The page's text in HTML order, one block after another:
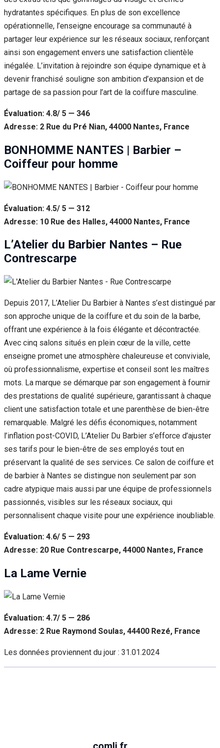
hydratantes spécifiques. En plus de son excellence
opérationnelle, l’enseigne encourage sa communauté à
partager leur expérience sur les réseaux sociaux, renforçant
ainsi son engagement envers une satisfaction clientèle
inégalée. L’invitation à rejoindre son équipe dynamique et à
devenir franchisé souligne son ambition d’expansion et de
partage de sa passion pour l’art de la coiffure masculine.
Évaluation: 4.8/ 5 — 346
Adresse: 2 Rue du Pré Nian, 44000 Nantes, France
BONHOMME NANTES | Barbier –
Coiffeur pour homme
Évaluation: 4.5/ 5 — 312
Adresse: 10 Rue des Halles, 44000 Nantes, France
L’Atelier du Barbier Nantes – Rue
Contrescarpe
Depuis 2017, L’Atelier Du Barbier à Nantes s’est distingué par
son approche unique de la coiffure et du soin de la barbe,
offrant une expérience à la fois élégante et décontractée.
Avec cinq salons situés en plein cœur de la ville, cette
enseigne promet une atmosphère chaleureuse et conviviale,
où professionnalisme, expertise et conseil sont les maîtres
mots. La marque se démarque par son engagement à fournir
des prestations de qualité supérieure, garantissant à chaque
client une satisfaction totale et une parenthèse de bien-être
remarquable. Malgré les défis économiques, notamment
l’inflation post-COVID, L’Atelier Du Barbier s’efforce d’ajuster
ses tarifs pour le bien-être de ses employés tout en
préservant la qualité de ses services. Ce salon de coiffure et
de barbier à Nantes se distingue non seulement par son
cadre atypique mais aussi par une équipe de professionnels
passionnés, visibles sur les réseaux sociaux, qui
personnalisent chaque visite pour une expérience inoubliable.
Évaluation: 4.6/ 5 — 293
Adresse: 20 Rue Contrescarpe, 44000 Nantes, France
La Lame Vernie
Évaluation: 4.7/ 5 — 286
Adresse: 2 Rue Raymond Soulas, 44400 Rezé, France
Les données proviennent du jour : 31.01.2024